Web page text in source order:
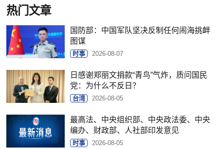
热门文章
国防部：中国军队坚决反制任何闹海挑衅
图谋
时事 2026-08-07
日感谢郑丽文捐款“青鸟”气炸，质问国民
党：为什么不反日？
台湾 2026-08-05
最高法、中央组织部、中央政法委、中央
编办、财政部、人社部印发意见
时事 2026-08-05